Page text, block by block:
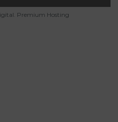
Premium Hosting